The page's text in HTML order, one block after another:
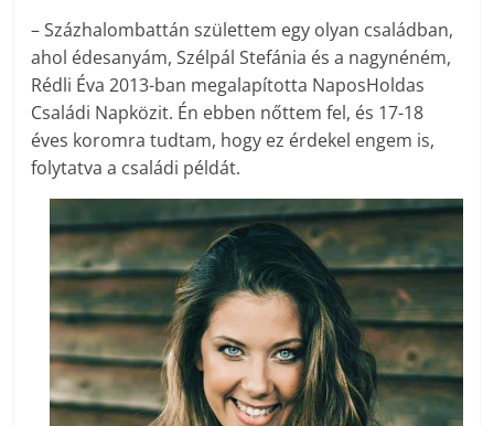
– Százhalombattán születtem egy olyan családban,
ahol édesanyám, Szélpál Stefánia és a nagynéném,
Rédli Éva 2013-ban megalapította NaposHoldas
Családi Napközit. Én ebben nőttem fel, és 17-18
éves koromra tudtam, hogy ez érdekel engem is,
folytatva a családi példát.